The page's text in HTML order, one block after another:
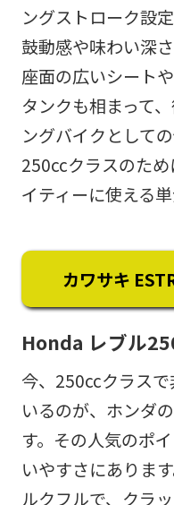
ングストローク設
鼓動感や味わい深
座面の広いシート
タンクも相まって
ングバイクとして
250ccクラスのた
イティーに使える単
カワサキ
Honda レブル
今、250ccクラス
いるのが、ホンダ
す。その人気のポ
いやすさにありま
ルクフルで、クラ